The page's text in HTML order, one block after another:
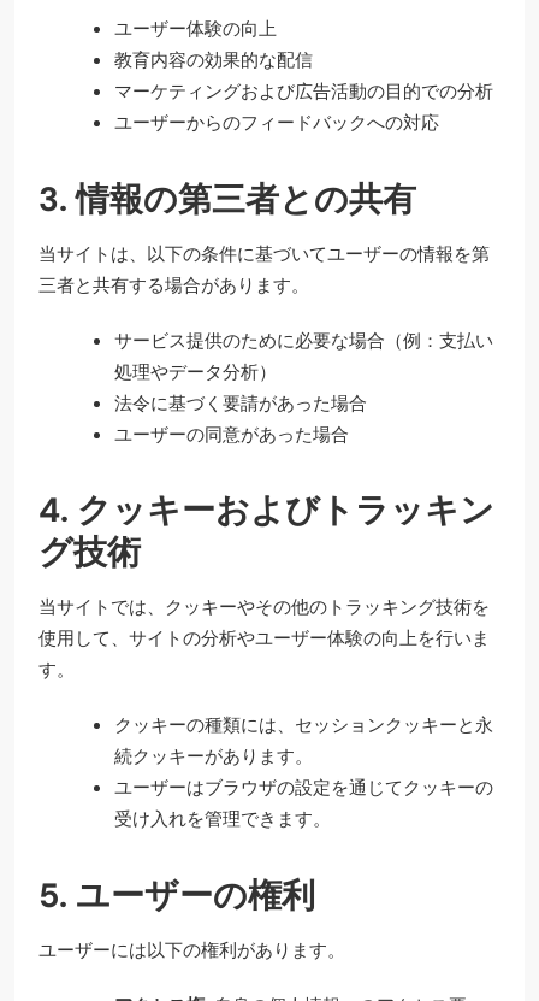
ユーザー体験の向上
教育内容の効果的な配信
マーケティングおよび広告活動の目的での分析
ユーザーからのフィードバックへの対応
3. 情報の第三者との共有
当サイトは、以下の条件に基づいてユーザーの情報を第
三者と共有する場合があります。
サービス提供のために必要な場合（例：支払い
処理やデータ分析）
法令に基づく要請があった場合
ユーザーの同意があった場合
4. クッキーおよびトラッキン
グ技術
当サイトでは、クッキーやその他のトラッキング技術を
使用して、サイトの分析やユーザー体験の向上を行いま
す。
クッキーの種類には、セッションクッキーと永
続クッキーがあります。
ユーザーはブラウザの設定を通じてクッキーの
受け入れを管理できます。
5. ユーザーの権利
ユーザーには以下の権利があります。